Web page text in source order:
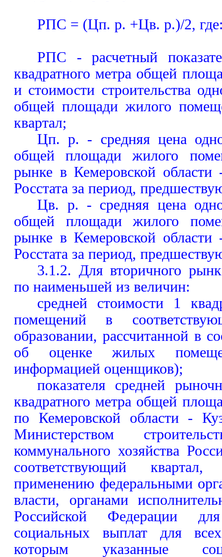
РПС = (Цп. р. +Цв. р.)/2,
РПС - расчетный
квадратного метра общей
и стоимости строительства
общей площади жилого
квартал;
Цп. р. - средняя цена
общей площади жилого
рынке в Кемеровской
Росстата за период,
Цв. р. - средняя цена
общей площади жилого
рынке в Кемеровской
Росстата за период,
3.1.2. Для вторичного
по наименьшей из величин:
средней стоимости 1
помещений в
образовании, рассчитанной в
об оценке жилых
информацией оценщиков);
показателя средней
квадратного метра общей
по Кемеровской области -
Министерством
коммунального хозяйства
соответствующий
применению федеральными
власти, органами
Российской Федерации
социальных выплат для
которым указанные